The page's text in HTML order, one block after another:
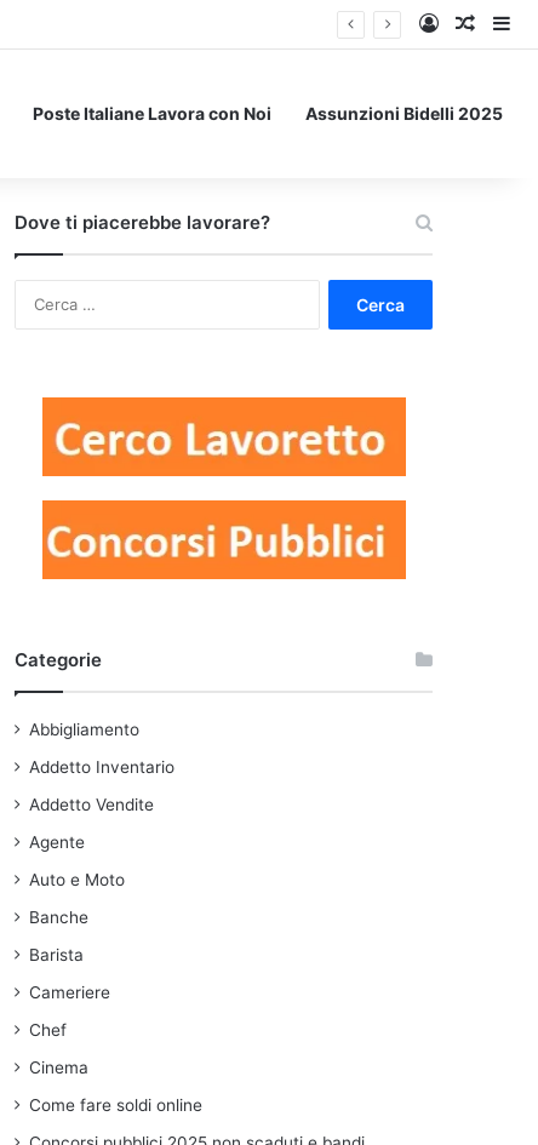
Accedi
Un
Poste Italiane Lavora con Noi Assunzioni Bidelli 2025
Dove ti piacerebbe lavorare?
Categorie
Abbigliamento
Addetto Inventario
Addetto Vendite
Agente
Auto e Moto
Banche
Barista
Cameriere
Chef
Cinema
Come fare soldi online